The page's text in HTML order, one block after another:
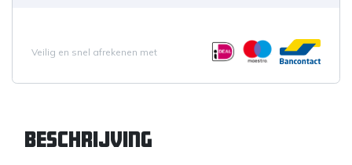
Veilig en snel afrekenen met
Beschrijving